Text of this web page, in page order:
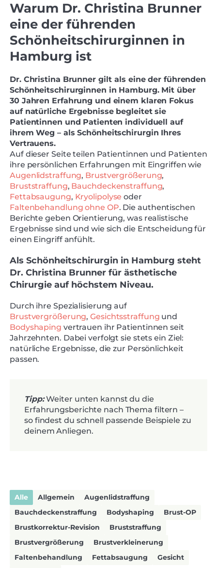
Warum Dr. Christina Brunner
eine der führenden
Schönheitschirurginnen in
Hamburg ist
Dr. Christina Brunner gilt als eine der führenden
Schönheitschirurginnen in Hamburg. Mit über
30 Jahren Erfahrung und einem klaren Fokus
auf natürliche Ergebnisse begleitet sie
Patientinnen und Patienten individuell auf
ihrem Weg – als Schönheitschirurgin Ihres
Vertrauens.
Auf dieser Seite teilen Patientinnen und Patienten
ihre persönlichen Erfahrungen mit Eingriffen wie
Augenlidstraffung, Brustvergrößerung,
Bruststraffung, Bauchdeckenstraffung,
Fettabsaugung, Kryolipolyse oder
Faltenbehandlung ohne OP. Die authentischen
Berichte geben Orientierung, was realistische
Ergebnisse sind und wie sich die Entscheidung für
einen Eingriff anfühlt.
Als Schönheitschirurgin in Hamburg steht
Dr. Christina Brunner für ästhetische
Chirurgie auf höchstem Niveau.
Durch ihre Spezialisierung auf
Brustvergrößerung,Gesichtsstraffung und
Bodyshaping vertrauen ihr Patientinnen seit
Jahrzehnten. Dabei verfolgt sie stets ein Ziel:
natürliche Ergebnisse, die zur Persönlichkeit
passen.
Tipp: Weiter unten kannst du die
Erfahrungsberichte nach Thema filtern –
so findest du schnell passende Beispiele zu
deinem Anliegen.
Allgemein
Augenlidstraffung
Bauchdeckenstraffung
Bodyshaping
Brust-OP
Brustkorrektur-Revision
Bruststraffung
Brustvergrößerung
Brustverkleinerung
Faltenbehandlung
Fettabsaugung Gesicht
Alle